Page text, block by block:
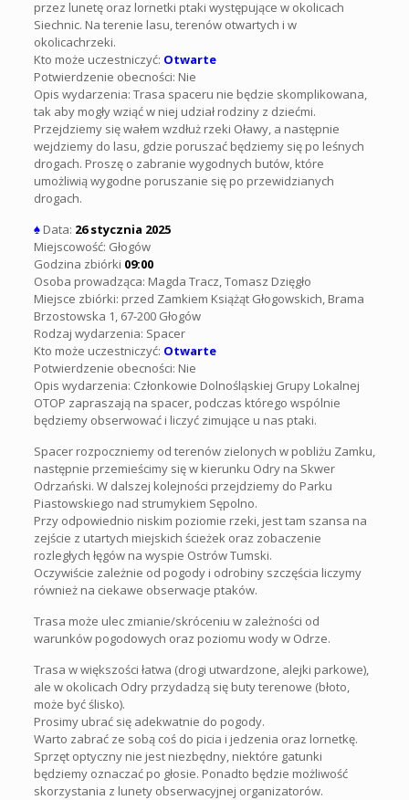
przez lunetę oraz lornetki ptaki występujące w okolicach
Siechnic. Na terenie lasu, terenów otwartych i w
okolicachrzeki.
Kto może uczestniczyć: Otwarte
Potwierdzenie obecności: Nie
Opis wydarzenia: Trasa spaceru nie będzie skomplikowana,
tak aby mogły wziąć w niej udział rodziny z dziećmi.
Przejdziemy się wałem wzdłuż rzeki Oławy, a następnie
wejdziemy do lasu, gdzie poruszać będziemy się po leśnych
drogach. Proszę o zabranie wygodnych butów, które
umożliwią wygodne poruszanie się po przewidzianych
drogach.
♠Data: 26 stycznia 2025
Miejscowość: Głogów
Godzina zbiórki 09:00
Osoba prowadząca: Magda Tracz, Tomasz Dzięgło
Miejsce zbiórki: przed Zamkiem Książąt Głogowskich, Brama
Brzostowska 1, 67-200 Głogów
Rodzaj wydarzenia: Spacer
Kto może uczestniczyć: Otwarte
Potwierdzenie obecności: Nie
Opis wydarzenia: Członkowie Dolnośląskiej Grupy Lokalnej
OTOP zapraszają na spacer, podczas którego wspólnie
będziemy obserwować i liczyć zimujące u nas ptaki.
Spacer rozpoczniemy od terenów zielonych w pobliżu Zamku,
następnie przemieścimy się w kierunku Odry na Skwer
Odrzański. W dalszej kolejności przejdziemy do Parku
Piastowskiego nad strumykiem Sępolno.
Przy odpowiednio niskim poziomie rzeki, jest tam szansa na
zejście z utartych miejskich ścieżek oraz zobaczenie
rozległych łęgów na wyspie Ostrów Tumski.
Oczywiście zależnie od pogody i odrobiny szczęścia liczymy
również na ciekawe obserwacje ptaków.
Trasa może ulec zmianie/skróceniu w zależności od
warunków pogodowych oraz poziomu wody w Odrze.
Trasa w większości łatwa (drogi utwardzone, alejki parkowe),
ale w okolicach Odry przydadzą się buty terenowe (błoto,
może być ślisko).
Prosimy ubrać się adekwatnie do pogody.
Warto zabrać ze sobą coś do picia i jedzenia oraz lornetkę.
Sprzęt optyczny nie jest niezbędny, niektóre gatunki
będziemy oznaczać po głosie. Ponadto będzie możliwość
skorzystania z lunety obserwacyjnej organizatorów.